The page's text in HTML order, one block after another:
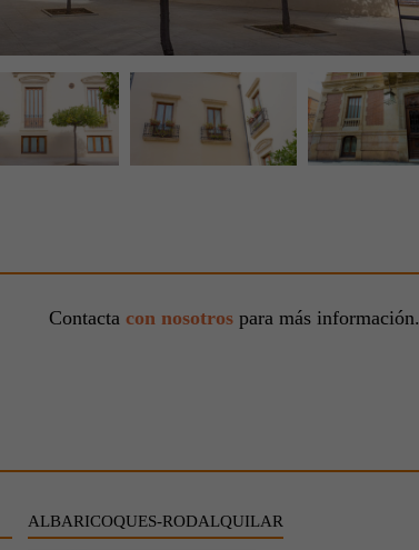
Contacta con nosotrospara más información.
ALBARICOQUES-RODALQUILAR